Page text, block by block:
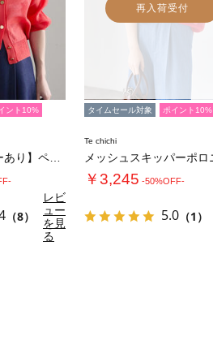
ント10%
（8）
レビ
ュー
を見
る
再入荷受付
タイムセール対象 ポイント10%
Te chichi
￥3,245 -50%OFF-
5.0 （1）